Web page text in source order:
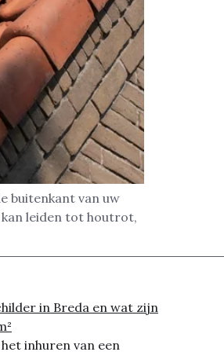
buitenkant van uw
kan leiden tot houtrot,
in Breda en wat zijn
inhuren van een